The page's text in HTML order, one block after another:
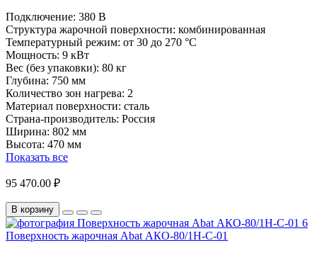
Подключение: 380 В
Структура жарочной поверхности: комбинированная
Температурный режим: от 30 до 270 °С
Мощность: 9 кВт
Вес (без упаковки): 80 кг
Глубина: 750 мм
Количество зон нагрева: 2
Материал поверхности: сталь
Страна-производитель: Россия
Ширина: 802 мм
Высота: 470 мм
Показать все
95 470.00 ₽
В корзину
Поверхность жарочная Abat АКО-80/1Н-С-01